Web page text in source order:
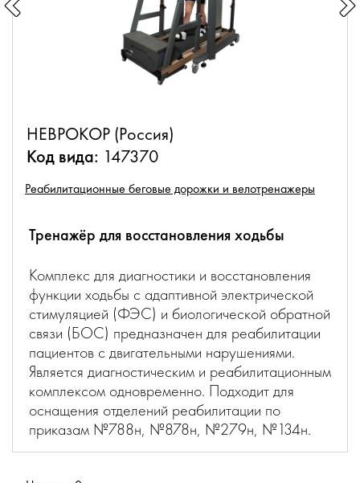
НЕВРОКОР (Россия)
Код вида: 147370
Реабилитационные беговые дорожки и велотренажеры
Тренажёр для восстановления ходьбы
Комплекс для диагностики и восстановления
функции ходьбы с адаптивной электрической
стимуляцией (ФЭС) и биологической обратной
связи (БОС) предназначен для реабилитации
пациентов с двигательными нарушениями.
Является диагностическим и реабилитационным
комплексом одновременно. Подходит для
оснащения отделений реабилитации по
приказам №788н, №878н, №279н, №134н.